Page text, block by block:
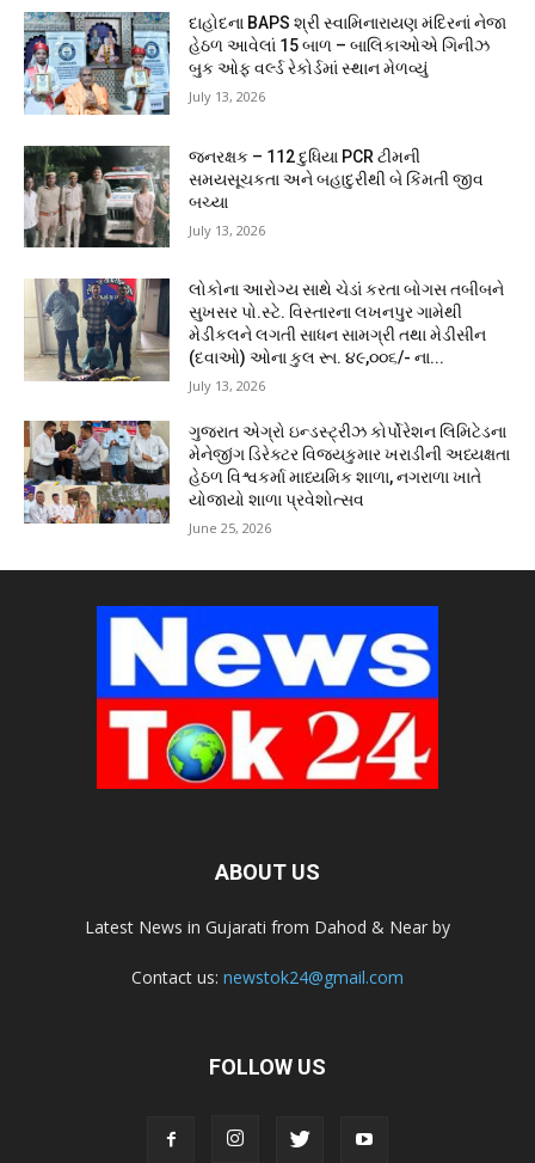
દાહોદના BAPS શ્રી સ્વામિનારાયણ મંદિરનાં નેજા
હેઠળ આવેલાં 15 બાળ – બાલિકાઓએ ગિનીઝ
બુક ઓફ વર્લ્ડ રેકોર્ડમાં સ્થાન મેળવ્યું
July 13, 2026
જનરક્ષક – 112 દુધિયા PCR ટીમની
સમયસૂચકતા અને બહાદુરીથી બે કિંમતી જીવ
બચ્યા
July 13, 2026
લોકોના આરોગ્ય સાથે ચેડાં કરતા બોગસ તબીબને
સુખસર પો.સ્ટે. વિસ્તારના લખનપુર ગામેથી
મેડીકલને લગતી સાધન સામગ્રી તથા મેડીસીન
(દવાઓ) ઓના કુલ રૂા. ૪૯,૦૦૬/- ના...
July 13, 2026
ગુજરાત એગ્રો ઇન્ડસ્ટ્રીઝ કોર્પોરેશન લિમિટેડના
મેનેજીંગ ડિરેક્ટર વિજયકુમાર ખરાડીની અધ્યક્ષતા
હેઠળ વિશ્વકર્મા માધ્યમિક શાળા, નગરાળા ખાતે
યોજાયો શાળા પ્રવેશોત્સવ
June 25, 2026
ABOUT US
Latest News in Gujarati from Dahod & Near by
Contact us: newstok24@gmail.com
FOLLOW US